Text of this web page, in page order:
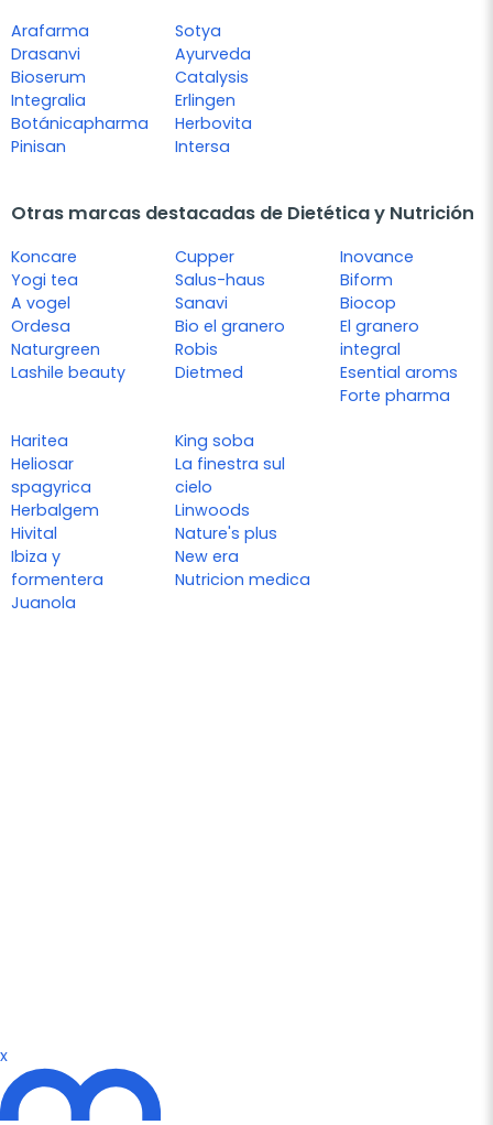
Arafarma
Drasanvi
Bioserum
Integralia
Botánicapharma
Pinisan
Sotya
Ayurveda
Catalysis
Erlingen
Herbovita
Intersa
Otras marcas destacadas de Dietética y Nutrición
Koncare
Yogi tea
A vogel
Ordesa
Naturgreen
Lashile beauty
Cupper
Salus-haus
Sanavi
Bio el granero
Robis
Dietmed
Inovance
Biform
Biocop
El granero
integral
Esential aroms
Forte pharma
Haritea
Heliosar
spagyrica
Herbalgem
Hivital
Ibiza y
formentera
Juanola
King soba
La finestra sul
cielo
Linwoods
Nature's plus
New era
Nutricion medica
x